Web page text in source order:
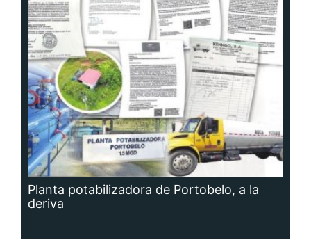
Planta potabilizadora de Portobelo, a la
deriva